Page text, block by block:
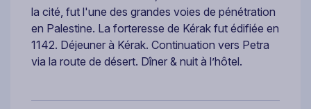
la cité, fut l'une des grandes voies de pénétration
en Palestine. La forteresse de Kérak fut édifiée en
1142. Déjeuner à Kérak. Continuation vers Petra
via la route de désert. Dîner & nuit à l’hôtel.